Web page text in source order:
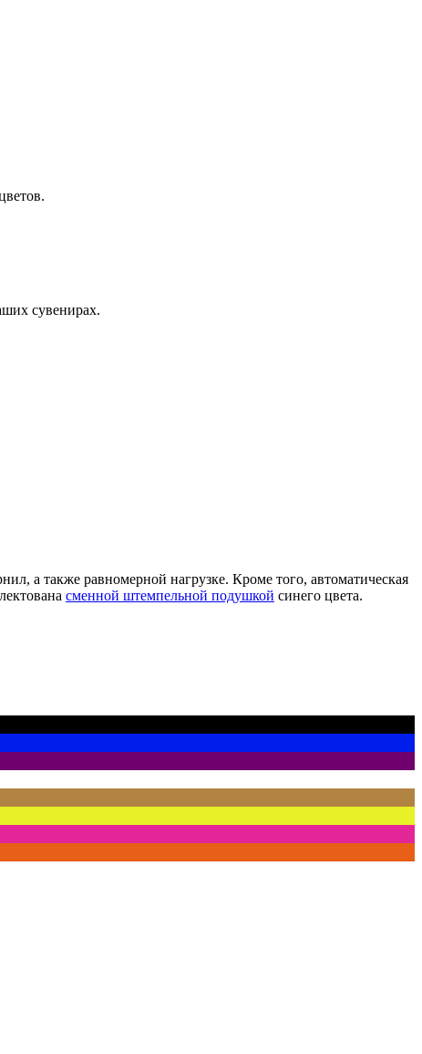
сувенирах.
а также равномерной нагрузке. Кроме того, автоматическая
сменной штемпельной подушкой синего цвета.